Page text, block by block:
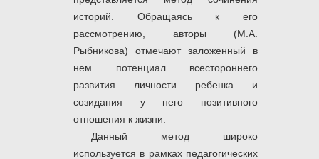
историй. Обращаясь к его
рассмотрению, авторы (М.А.
Рыбникова) отмечают заложенный в
нем потенциал всестороннего
развития личности ребенка и
созидания у него позитивного
отношения к жизни.
Данный метод широко
используется в рамках педагогических